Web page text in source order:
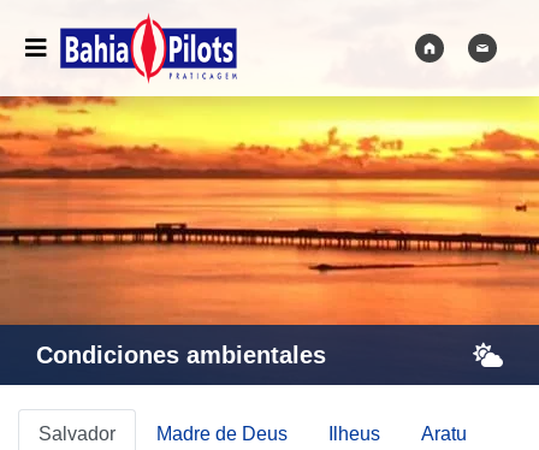
Condiciones ambientales
Salvador Madre de Deus Ilheus Aratu